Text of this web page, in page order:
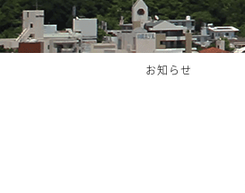
お知らせ